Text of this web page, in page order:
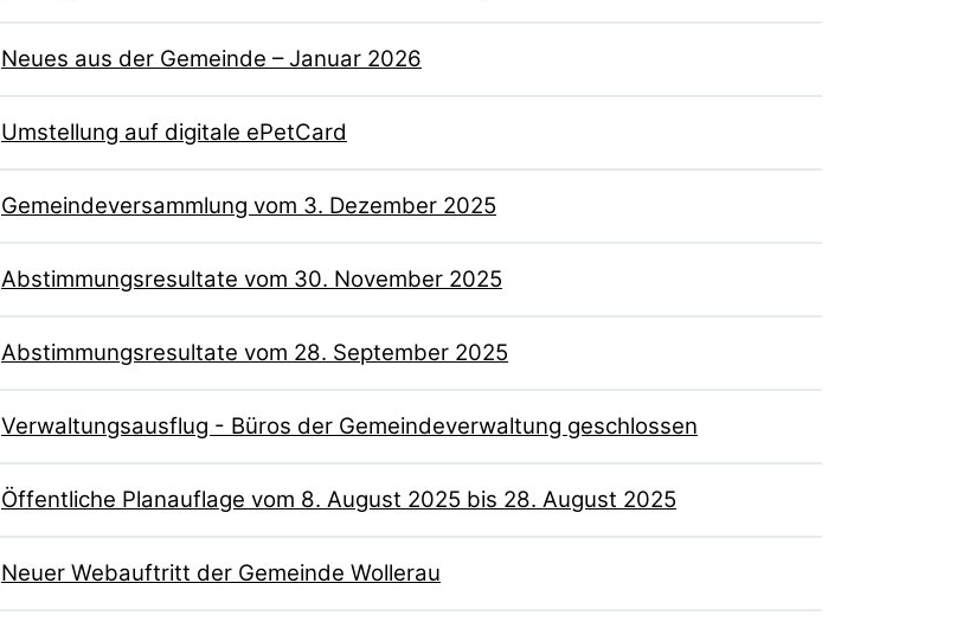
Neues aus der Gemeinde – Januar 2026
Umstellung auf digitale ePetCard
Gemeindeversammlung vom 3. Dezember 2025
Abstimmungsresultate vom 30. November 2025
Abstimmungsresultate vom 28. September 2025
Verwaltungsausflug - Büros der Gemeindeverwaltung geschlossen
Öffentliche Planauflage vom 8. August 2025 bis 28. August 2025
Neuer Webauftritt der Gemeinde Wollerau